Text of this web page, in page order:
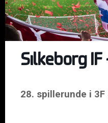
Silkeborg IF
28. spillerunde i